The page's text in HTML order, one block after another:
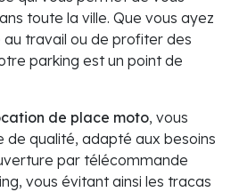
toute la ville. Que vous ayez
travail ou de profiter des
parking est un point de
de place moto, vous
de qualité, adapté aux besoins
par télécommande
vous évitant ainsi les tracas